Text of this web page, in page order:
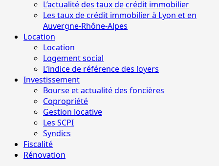
L’actualité des taux de crédit immobilier
Les taux de crédit immobilier à Lyon et en
Auvergne-Rhône-Alpes
Location
Location
Logement social
L’indice de référence des loyers
Investissement
Bourse et actualité des foncières
Copropriété
Gestion locative
Les SCPI
Syndics
Fiscalité
Rénovation